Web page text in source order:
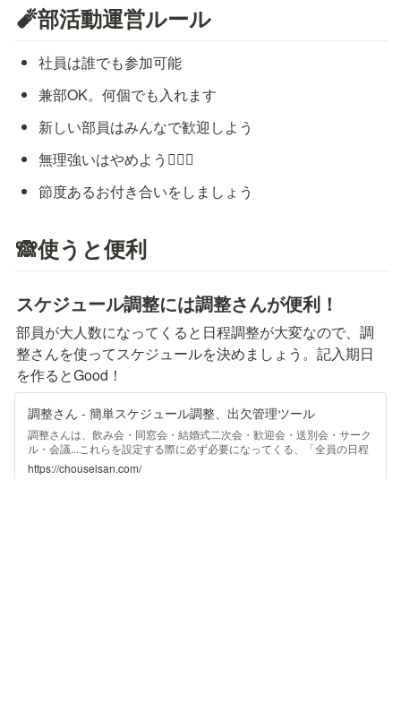
🧨部活動運営ルール
社員は誰でも参加可能
兼部OK。何個でも入れます
新しい部員はみんなで歓迎しよう
無理強いはやめよう🙅🏻‍♀️
節度あるお付き合いをしましょう
🙈使うと便利
スケジュール調整には調整さんが便利！
部員が大人数になってくると日程調整が大変なので、調
整さんを使ってスケジュールを決めましょう。記入期日
を作るとGood！
調整さん - 簡単スケジュール調整、出欠管理ツール
調整さんは、飲み会・同窓会・結婚式二次会・歓迎会・送別会・サーク
ル・会議...これらを設定する際に必ず必要になってくる、「全員の日程
調整・出欠管理作業」をログインなしに簡単スムーズに行う事ができる
お手軽便利ツールです。
https://chouseisan.com/